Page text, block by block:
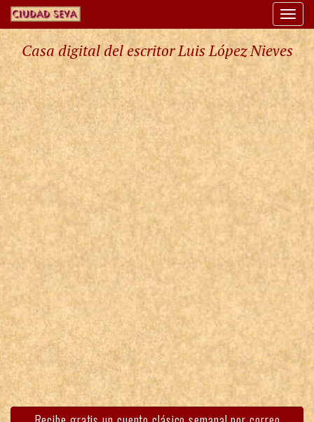
Casa digital del escritor Luis López Nieves